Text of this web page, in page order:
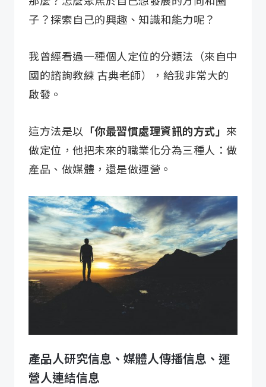
子？探索自己的興趣、知識和能力呢？
我曾經看過一種個人定位的分類法（來自中
國的諮詢教練 古典老師），給我非常大的
啟發。
這方法是以 「你最習慣處理資訊的方式」 來
做定位，他把未來的職業化分為三種人：做
產品、做媒體，還是做運營。
產品人研究信息、媒體人傳播信息、運
營人連結信息